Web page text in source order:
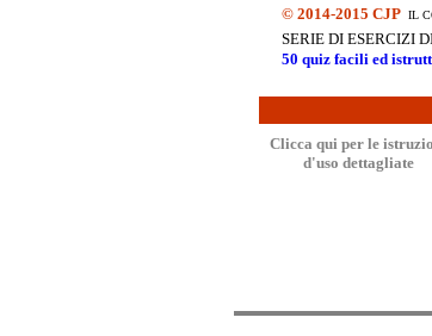
© 2014-2015 CJP IL
SERIE DI ESERCIZI
50 quiz facili ed
Clicca qui per le
d'uso dettagliate